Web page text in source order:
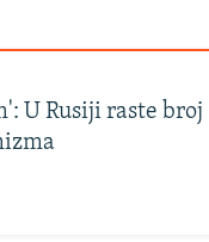
U Rusiji raste broj